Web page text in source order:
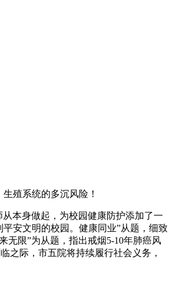
殖系统的多沉风险！
本身做起，为校园健康防护添加了一
安文明的校园。健康同业”从题，细致
无限”为从题，指出戒烟5-10年肺癌风
之际，市五院将持续履行社会义务，